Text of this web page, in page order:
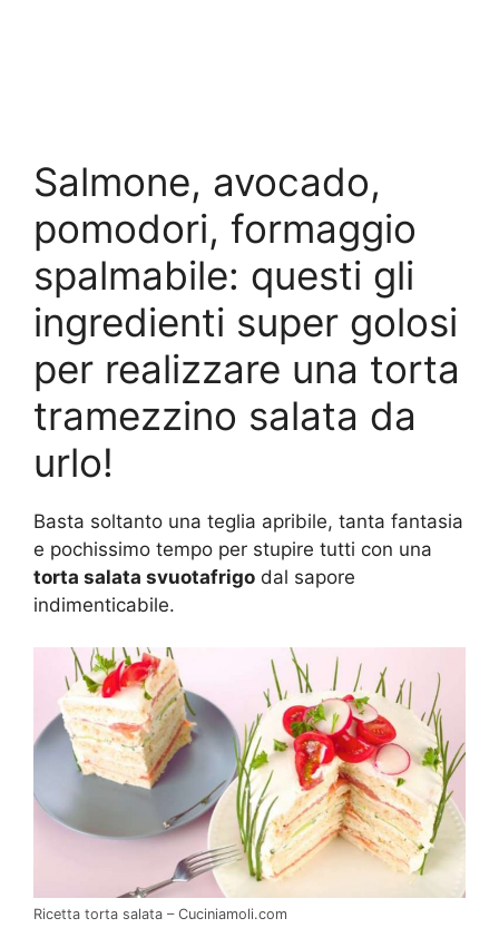
Salmone, avocado,
pomodori, formaggio
spalmabile: questi gli
ingredienti super golosi
per realizzare una torta
tramezzino salata da
urlo!
Basta soltanto una teglia apribile, tanta fantasia
e pochissimo tempo per stupire tutti con una
torta salata svuotafrigo dal sapore
indimenticabile.
Ricetta torta salata – Cuciniamoli.com